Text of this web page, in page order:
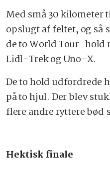
Med små 30 kilometer
opslugt af feltet, og så
de to World Tour-hold
Lidl-Trek og Uno-X.
De to hold udfordrede
på to hjul. Der blev
flere andre ryttere bød
Hektisk finale